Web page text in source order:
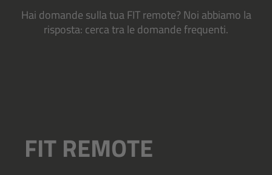
Hai domande sulla tua FIT remote? Noi abbiamo la
risposta: cerca tra le domande frequenti.
FIT REMOTE